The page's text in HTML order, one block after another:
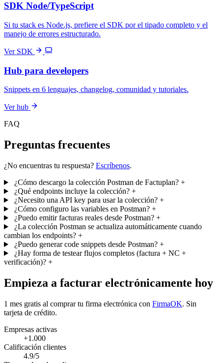
SDK Node/TypeScript
Si tu stack es Node.js, prefiere el SDK por el tipado completo y el
manejo de errores estructurado.
Ver SDK
Hub para developers
Snippets en 6 lenguajes, changelog, comunidad y tutoriales.
Ver hub
FAQ
Preguntas frecuentes
¿No encuentras tu respuesta? Escríbenos.
¿Cómo descargo la colección Postman de Factuplan? +
¿Qué endpoints incluye la colección? +
¿Necesito una API key para usar la colección? +
¿Cómo configuro las variables en Postman? +
¿Puedo emitir facturas reales desde Postman? +
¿La colección Postman se actualiza automáticamente cuando
cambian los endpoints? +
¿Puedo generar code snippets desde Postman? +
¿Hay forma de testear flujos completos (factura + NC +
verificación)? +
Empieza a facturar electrónicamente hoy
1 mes gratis al comprar tu firma electrónica con FirmaOK. Sin
tarjeta de crédito.
Empresas activas
+1.000
Calificación clientes
4.9/5